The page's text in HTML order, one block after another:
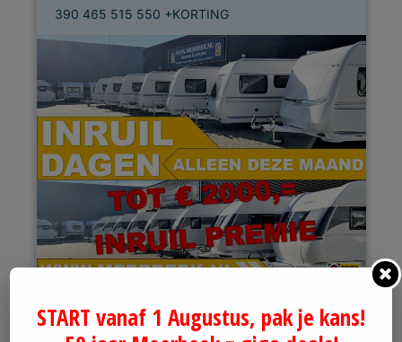
390 465 515 550 +KORTING
Bouwjaar
START vanaf 1 Augustus, pak je kans!